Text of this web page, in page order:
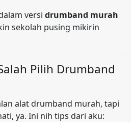
versi drumband murah
sekolah pusing mikirin
Pilih Drumband
alat drumband murah, tapi
ya. Ini nih tips dari aku: